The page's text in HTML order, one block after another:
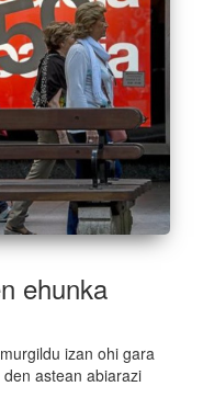
ehunka
izan ohi gara
astean abiarazi